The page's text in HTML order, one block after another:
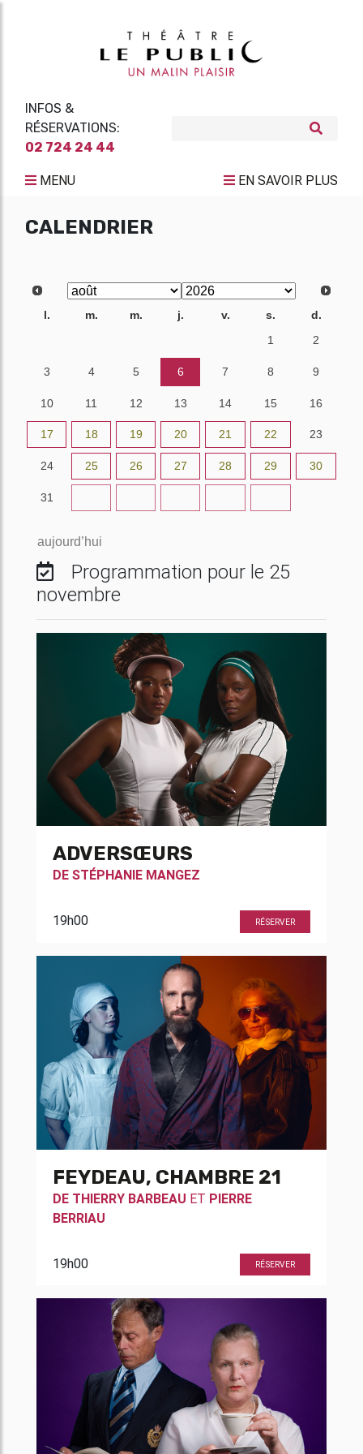
INFOS &
RÉSERVATIONS:
02 724 24 44
MENU EN SAVOIR PLUS
CALENDRIER
l. m. m. j. v. s.
d.
1 2
3 4 5 6 7 8 9
10 11 12 13 14 15 16
17 18 19 20 21 22 23
24 25 26 27 28 29 30
31
aujourd’hui
Programmation pour le 25
novembre
ADVERSŒURS
DE STÉPHANIE MANGEZ
19h00 RÉSERVER
FEYDEAU, CHAMBRE 21
DE THIERRY BARBEAU ET PIERRE
BERRIAU
19h00 RÉSERVER